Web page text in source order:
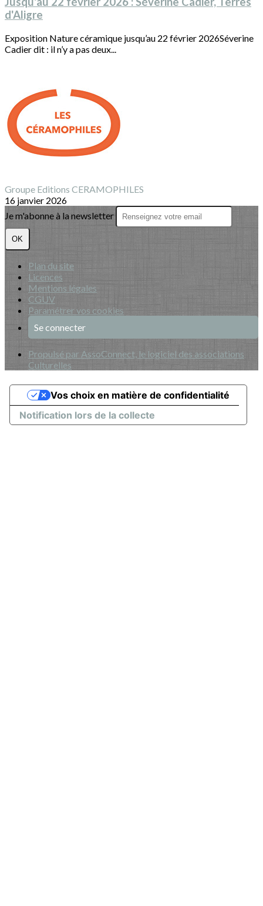
d'Aligre
Exposition Nature céramique jusqu’au 22 février 2026Séverine
Cadier dit : il n’y a pas deux...
Groupe Editions CERAMOPHILES
16 janvier 2026
Je m'abonne à la newsletter
OK
Plan du site
Licences
Mentions légales
CGUV
Paramétrer vos cookies
Se connecter
Propulsé par AssoConnect, le logiciel des associations
Culturelles
Notification lors de la collecte
Vos choix en matière de confidentialité